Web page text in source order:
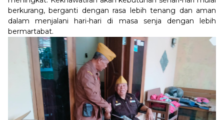
berkurang, berganti dengan rasa lebih tenang dan aman
dalam menjalani hari-hari di masa senja dengan lebih
bermartabat.